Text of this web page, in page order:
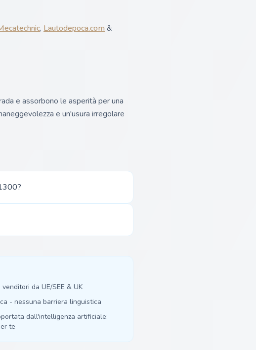
, Lautodepoca.com &
e assorbono le asperità per una
e un'usura irregolare
da UE/SEE & UK
- nessuna barriera linguistica
dall'intelligenza artificiale:
te